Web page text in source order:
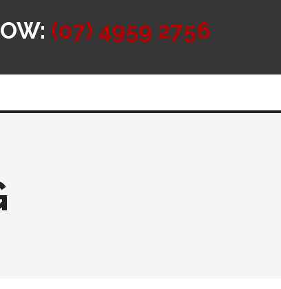
(07) 4959 2756